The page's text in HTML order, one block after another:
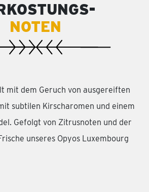
NOTEN
mit dem Geruch von ausgereiften
subtilen Kirscharomen und einem
Gefolgt von Zitrusnoten und der
unseres Opyos Luxembourg